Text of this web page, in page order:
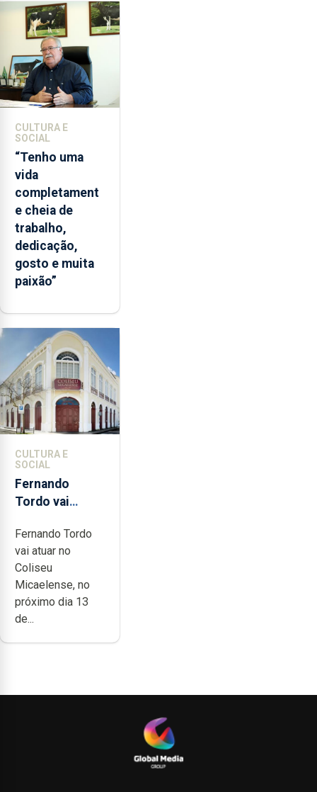
CULTURA E
SOCIAL
“Tenho uma
vida
completament
e cheia de
trabalho,
dedicação,
gosto e muita
paixão”
CULTURA E
SOCIAL
Fernando
Tordo vai
anos de
carreira no
Coliseu
Micaelense
Fernando Tordo
vai atuar no
Coliseu
Micaelense, no
próximo dia 13
de...